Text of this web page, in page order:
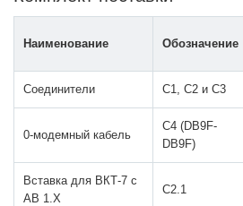
Наименование Обозначение
Соединители С1, С2 и С3
0-модемный кабель
C4 (DB9F-
DB9F)
Вставка для ВКТ-7 с
АВ 1.Х
С2.1